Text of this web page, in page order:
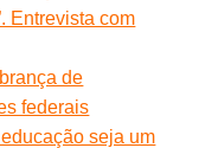
Entrevista com
de
federais
seja um